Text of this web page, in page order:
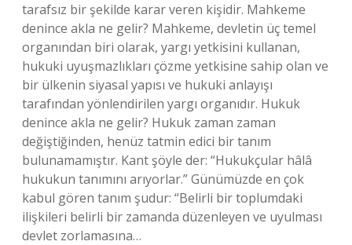
tarafsız bir şekilde karar veren kişidir. Mahkeme
denince akla ne gelir? Mahkeme, devletin üç temel
organından biri olarak, yargı yetkisini kullanan,
hukuki uyuşmazlıkları çözme yetkisine sahip olan ve
bir ülkenin siyasal yapısı ve hukuki anlayışı
tarafından yönlendirilen yargı organıdır. Hukuk
denince akla ne gelir? Hukuk zaman zaman
değiştiğinden, henüz tatmin edici bir tanım
bulunamamıştır. Kant şöyle der: “Hukukçular hâlâ
hukukun tanımını arıyorlar.” Günümüzde en çok
kabul gören tanım şudur: “Belirli bir toplumdaki
ilişkileri belirli bir zamanda düzenleyen ve uyulması
devlet zorlamasına…